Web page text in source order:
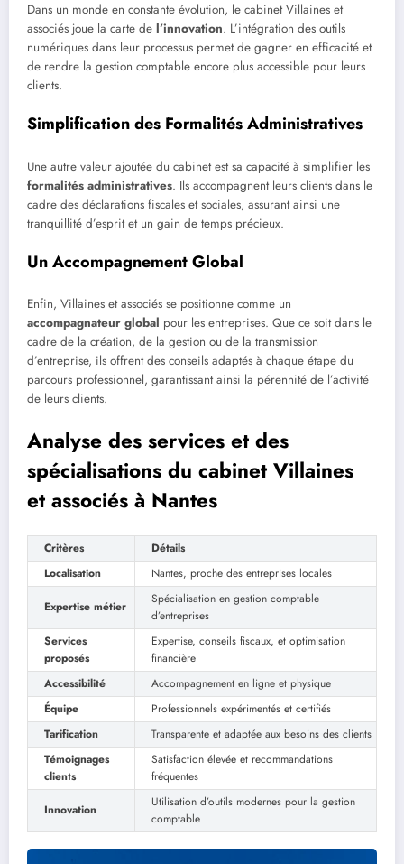
Dans un monde en constante évolution, le cabinet Villaines et
associés joue la carte de l’innovation. L’intégration des outils
numériques dans leur processus permet de gagner en efficacité et
de rendre la gestion comptable encore plus accessible pour leurs
clients.
Simplification des Formalités Administratives
Une autre valeur ajoutée du cabinet est sa capacité à simplifier les
formalités administratives. Ils accompagnent leurs clients dans le
cadre des déclarations fiscales et sociales, assurant ainsi une
tranquillité d’esprit et un gain de temps précieux.
Un Accompagnement Global
Enfin, Villaines et associés se positionne comme un
accompagnateur global pour les entreprises. Que ce soit dans le
cadre de la création, de la gestion ou de la transmission
d’entreprise, ils offrent des conseils adaptés à chaque étape du
parcours professionnel, garantissant ainsi la pérennité de l’activité
de leurs clients.
Analyse des services et des
spécialisations du cabinet Villaines
et associés à Nantes
Critères
Détails
Localisation
Nantes, proche des entreprises locales
Expertise métier
Spécialisation en gestion comptable
d’entreprises
Services
proposés
Expertise, conseils fiscaux, et optimisation
financière
Accessibilité
Accompagnement en ligne et physique
Équipe
Professionnels expérimentés et certifiés
Tarification
Transparente et adaptée aux besoins des clients
Témoignages
clients
Satisfaction élevée et recommandations
fréquentes
Innovation
Utilisation d’outils modernes pour la gestion
comptable